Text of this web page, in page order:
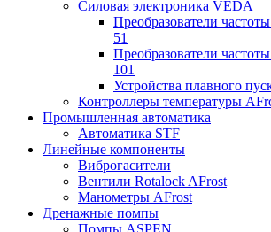
Силовая электроника VEDA
Преобразователи
51
Преобразователи
101
Устройства плавного
Контроллеры температуры
Промышленная автоматика
Автоматика STF
Линейные компоненты
Виброгасители
Вентили Rotalock AFrost
Манометры AFrost
Дренажные помпы
Помпы ASPEN